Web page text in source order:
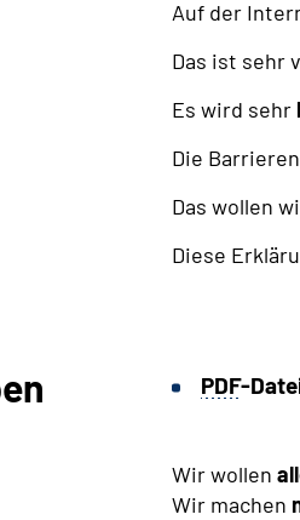
Auf der
Das ist sehr
Es wird sehr
Die
Das wollen
Diese
PDF-
Wir wollen
Wir machen